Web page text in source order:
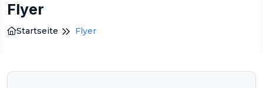
Flyer
Startseite Flyer